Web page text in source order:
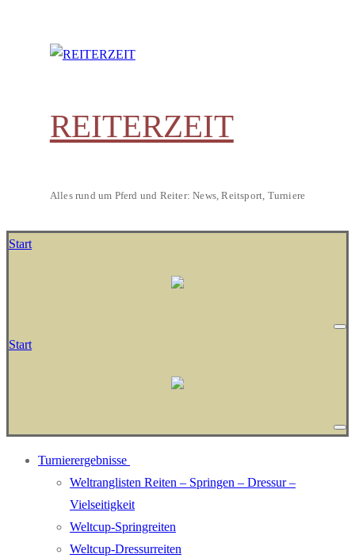
REITERZEIT
Alles rund um Pferd und Reiter: News, Reitsport, Turniere
Start
Start
Turnierergebnisse
Weltranglisten Reiten – Springen – Dressur –
Vielseitigkeit
Weltcup-Springreiten
Weltcup-Dressurreiten